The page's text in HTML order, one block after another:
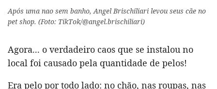
Após uma nao sem banho, Angel Brischiliari levou seus cãe no
pet shop. (Foto: TikTok/@angel.brischiliari)
Agora... o verdadeiro caos que se instalou no
local foi causado pela quantidade de pelos!
Era pelo por todo lado: no chão, nas roupas, nas